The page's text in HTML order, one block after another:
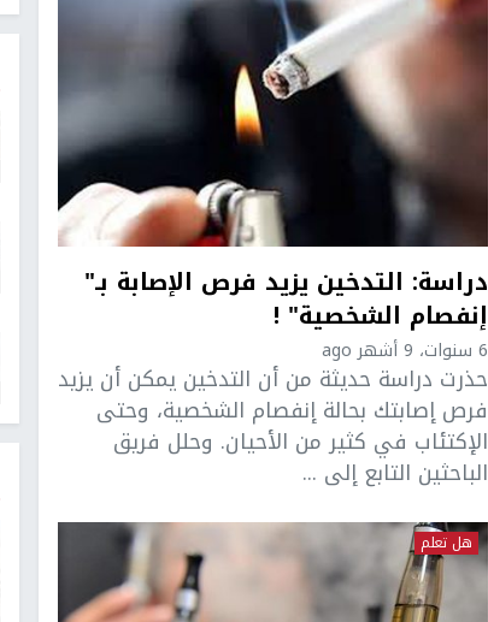
دراسة: التدخين يزيد فرص الإصابة بـ"
إنفصام الشخصية" !
6 سنوات، 9 أشهر ago
حذرت دراسة حديثة من أن التدخين يمكن أن يزيد
فرص إصابتك بحالة إنفصام الشخصية، وحتى
الإكتئاب في كثير من الأحيان. وحلل فريق
الباحثين التابع إلى ...
هل تعلم